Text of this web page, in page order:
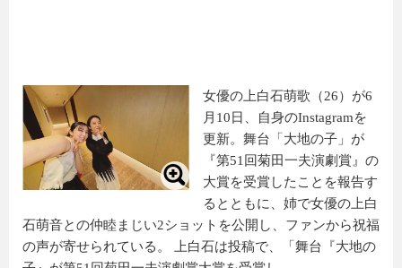
女優の上白石萌歌（26）が6
月10日、自身のInstagramを
更新。舞台「大地の子」が
『第51回菊田一夫演劇賞』の
大賞を受賞したことを報告す
るとともに、姉で女優の上白
石萌音との仲睦まじい2ショットを公開し、ファンから祝福
の声が寄せられている。 上白石は投稿で、「舞台『大地の